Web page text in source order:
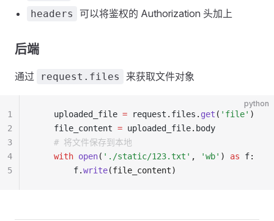
headers 可以将鉴权的 Authorization 头加上
后端
通过 request.files 来获取文件对象
python
    uploaded_file
= request . files . get ( 'file' )
    file_content
= uploaded_file. body
    # 将文件保存到本地
    with
open( './static/123.txt' , 'wb' ) as f:
        f
.write(file_content)
1
2
3
4
5